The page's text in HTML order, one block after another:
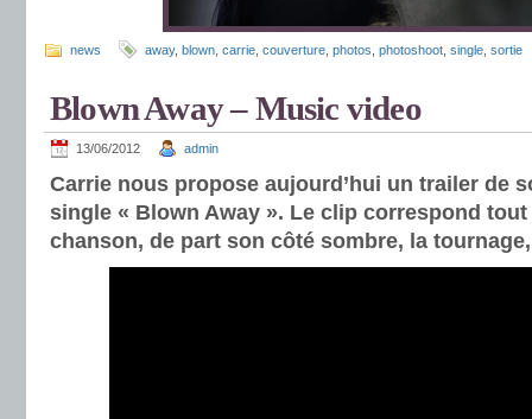
news away, blown carrie couverture photos photoshoot single sortie
Blown Away – Music video
13/06/2012 admin
Carrie nous propose aujourd’hui un trailer de
single « Blown Away ». Le clip correspond
chanson, de part son côté sombre, la